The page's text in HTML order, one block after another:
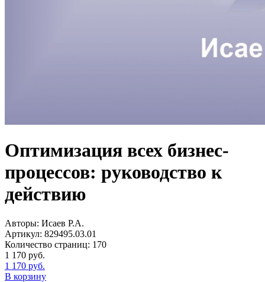
Оптимизация всех бизнес-
процессов: руководство к
действию
Авторы: Исаев Р.А.
Артикул: 829495.03.01
Количество страниц: 170
1 170 руб.
1 170 руб.
В корзину